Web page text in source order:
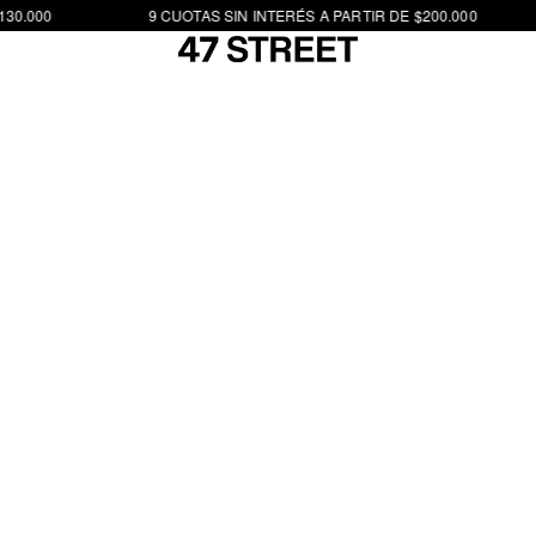
9 CUOTAS SIN INTERÉS A PARTIR DE $200.000